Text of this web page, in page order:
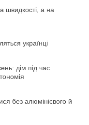
швидкості, а на
українці
дім під час
без алюмінієвого й